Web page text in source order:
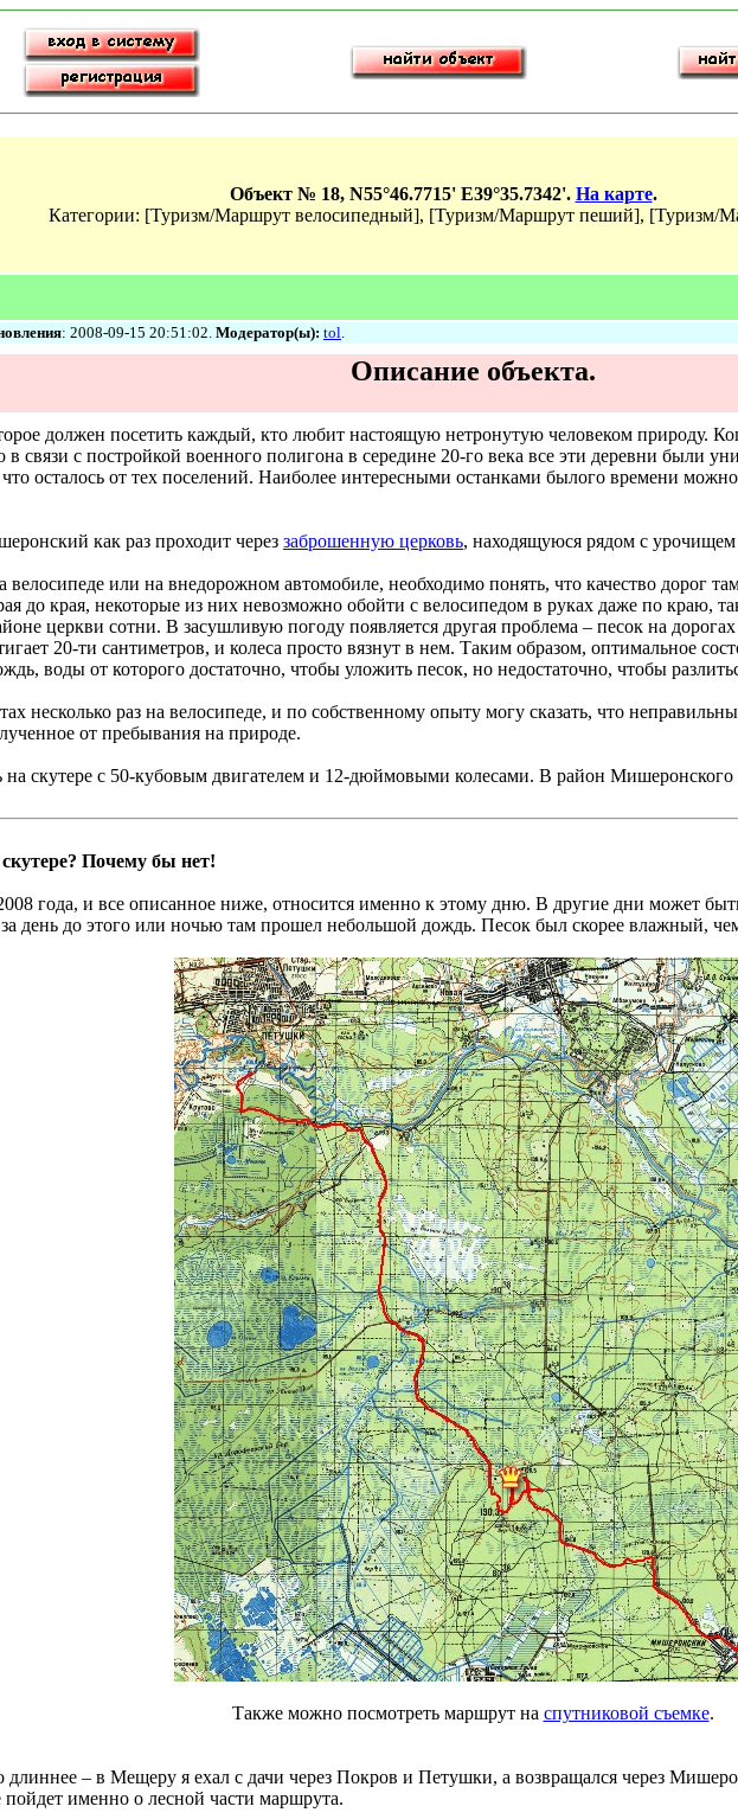
Объект № 18, N55°46.7715' E39°35.7342'. На карте.
Категории: [Туризм/Маршрут велосипедный], [Туризм/Маршрут пеший], [Туризм/
: 2008-09-15 20:51:02. Модератор(ы): tol.
Описание объекта.
должен посетить каждый, кто любит настоящую нетронутую человеком природу.
в связи с постройкой военного полигона в середине 20-го века все эти деревни были
осталось от тех поселений. Наиболее интересными останками былого времени
как раз проходит через заброшенную церковь, находящуюся рядом с
велосипеде или на внедорожном автомобиле, необходимо понять, что качество дорог
до края, некоторые из них невозможно обойти с велосипедом в руках даже по краю,
церкви сотни. В засушливую погоду появляется другая проблема – песок на
20-ти сантиметров, и колеса просто вязнут в нем. Таким образом, оптимальное
воды от которого достаточно, чтобы уложить песок, но недостаточно, чтобы
несколько раз на велосипеде, и по собственному опыту могу сказать, что
от пребывания на природе.
на скутере с 50-кубовым двигателем и 12-дюймовыми колесами. В район
Почему бы нет!
года, и все описанное ниже, относится именно к этому дню. В другие дни может
день до этого или ночью там прошел небольшой дождь. Песок был скорее влажный,
Также можно посмотреть маршрут на спутниковой съемке.
– в Мещеру я ехал с дачи через Покров и Петушки, а возвращался через
пойдет именно о лесной части маршрута.